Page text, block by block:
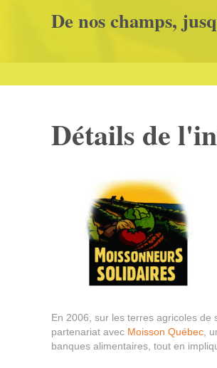
De nos champs,
Détails de
En 2006, sur les terres agricoles de
partenariat avec Moisson Québec,
banques alimentaires, tout en